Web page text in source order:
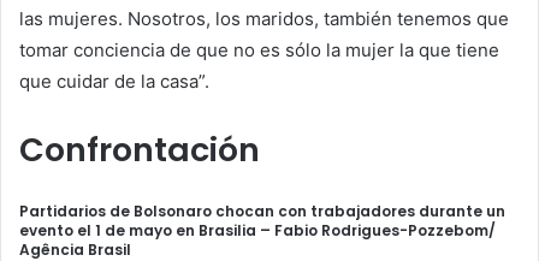
las mujeres. Nosotros, los maridos, también tenemos que
tomar conciencia de que no es sólo la mujer la que tiene
que cuidar de la casa”.
Confrontación
Partidarios de Bolsonaro chocan con trabajadores durante un
evento el 1 de mayo en Brasilia – Fabio Rodrigues-Pozzebom/
Agência Brasil